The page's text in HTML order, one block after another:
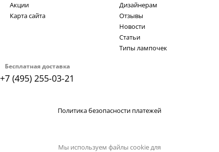
Бесплатная доставка
+7 (495) 255-03-21
Акции
Карта сайта
Дизайнерам
Отзывы
Новости
Статьи
Типы лампочек
Политика безопасности платежей
Мы используем файлы cookie для